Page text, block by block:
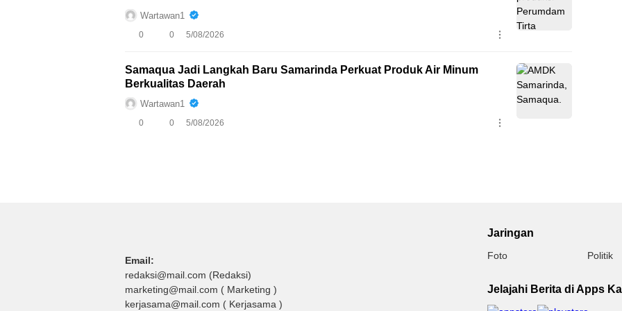
Wartawan1
0 0 5/08/2026
Samaqua Jadi Langkah Baru Samarinda Perkuat Produk Air Minum
Berkualitas Daerah
Wartawan1
0 0 5/08/2026
Email:
redaksi@mail.com (Redaksi)
marketing@mail.com ( Marketing )
kerjasama@mail.com ( Kerjasama )
Jaringan
Foto Politik
Jelajahi Berita di Apps